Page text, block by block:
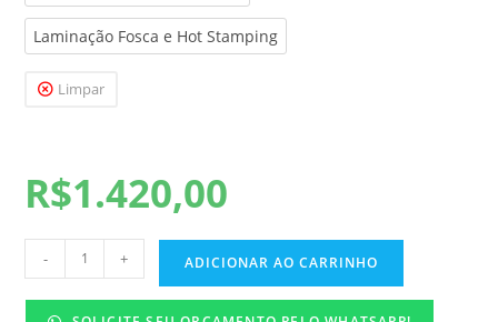
Laminação Fosca e Hot Stamping
Limpar
R$1.420,00
- + ADICIONAR AO CARRINHO